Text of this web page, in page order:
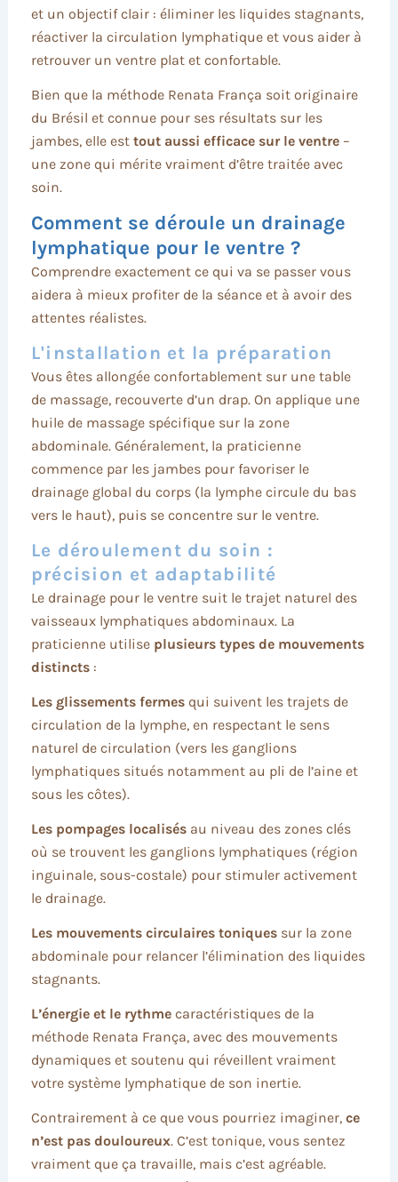
et un objectif clair : éliminer les liquides stagnants,
réactiver la circulation lymphatique et vous aider à
retrouver un ventre plat et confortable.
Bien que la méthode Renata França soit originaire
du Brésil et connue pour ses résultats sur les
jambes, elle est tout aussi efficace sur le ventre–
une zone qui mérite vraiment d’être traitée avec
soin.
Comment se déroule un drainage
lymphatique pour le ventre ?
Comprendre exactement ce qui va se passer vous
aidera à mieux profiter de la séance et à avoir des
attentes réalistes.
L'installation et la préparation
Vous êtes allongée confortablement sur une table
de massage, recouverte d’un drap. On applique une
huile de massage spécifique sur la zone
abdominale. Généralement, la praticienne
commence par les jambes pour favoriser le
drainage global du corps (la lymphe circule du bas
vers le haut), puis se concentre sur le ventre.
Le déroulement du soin :
précision et adaptabilité
Le drainage pour le ventre suit le trajet naturel des
vaisseaux lymphatiques abdominaux. La
praticienne utilise plusieurs types de mouvements
distincts:
Les glissements fermesqui suivent les trajets de
circulation de la lymphe, en respectant le sens
naturel de circulation (vers les ganglions
lymphatiques situés notamment au pli de l’aine et
sous les côtes).
Les pompages localisésau niveau des zones clés
où se trouvent les ganglions lymphatiques (région
inguinale, sous-costale) pour stimuler activement
le drainage.
Les mouvements circulaires toniquessur la zone
abdominale pour relancer l’élimination des liquides
stagnants.
L’énergie et le rythmecaractéristiques de la
méthode Renata França, avec des mouvements
dynamiques et soutenu qui réveillent vraiment
votre système lymphatique de son inertie.
Contrairement à ce que vous pourriez imaginer, ce
n’est pas douloureux. C’est tonique, vous sentez
vraiment que ça travaille, mais c’est agréable.